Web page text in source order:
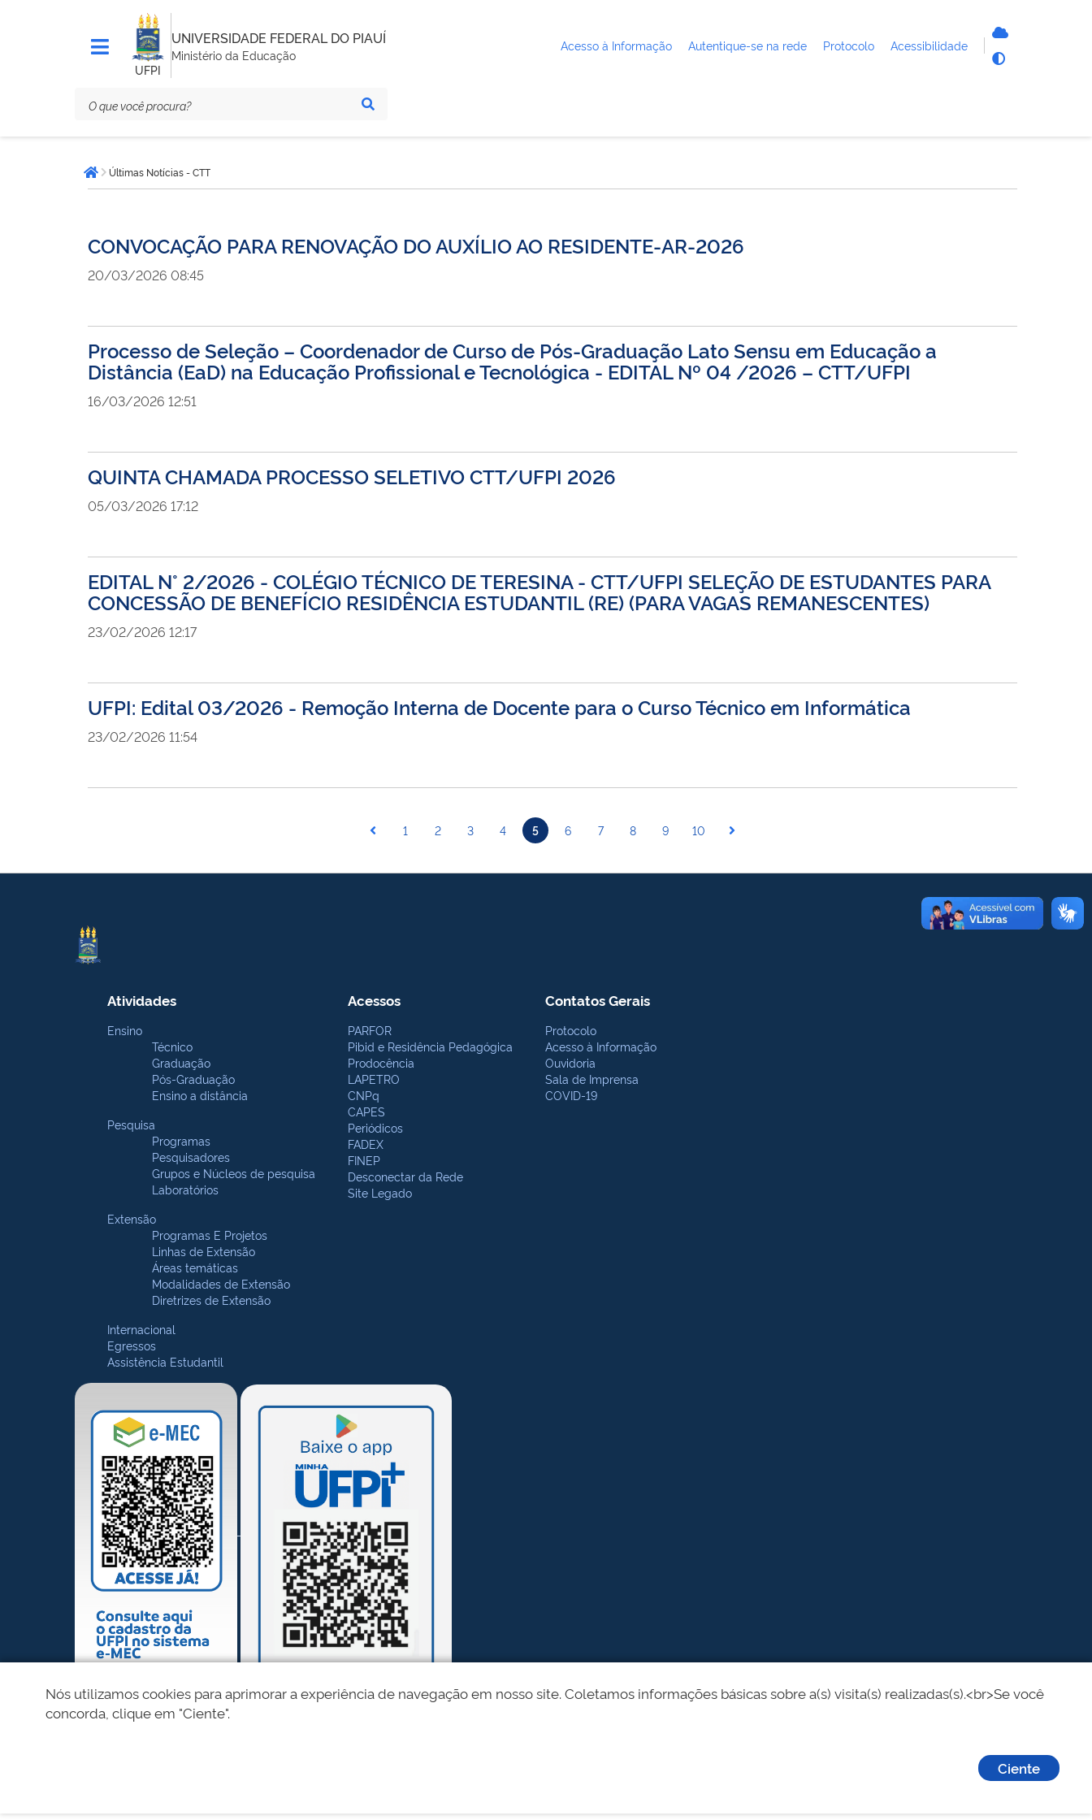
UFPI
UNIVERSIDADE FEDERAL DO PIAUÍ
Ministério da Educação
Acesso à Informação Autentique-se na rede Protocolo Acessibilidade
está
aqui:Página inicial
Últimas Notícias - CTT
CONVOCAÇÃO PARA RENOVAÇÃO DO AUXÍLIO AO RESIDENTE-AR-2026
20/03/2026 08:45
Processo de Seleção – Coordenador de Curso de Pós-Graduação Lato Sensu em Educação a
Distância (EaD) na Educação Profissional e Tecnológica - EDITAL Nº 04 /2026 – CTT/UFPI
16/03/2026 12:51
QUINTA CHAMADA PROCESSO SELETIVO CTT/UFPI 2026
05/03/2026 17:12
EDITAL N° 2/2026 - COLÉGIO TÉCNICO DE TERESINA - CTT/UFPI SELEÇÃO DE ESTUDANTES PARA
CONCESSÃO DE BENEFÍCIO RESIDÊNCIA ESTUDANTIL (RE) (PARA VAGAS REMANESCENTES)
23/02/2026 12:17
UFPI: Edital 03/2026 - Remoção Interna de Docente para o Curso Técnico em Informática
23/02/2026 11:54
1 2 3 4 5 6 7 8 9 10
Atividades
Ensino
Técnico
Graduação
Pós-Graduação
Ensino a distância
Pesquisa
Programas
Pesquisadores
Grupos e Núcleos de pesquisa
Laboratórios
Extensão
Programas E Projetos
Linhas de Extensão
Áreas temáticas
Modalidades de Extensão
Diretrizes de Extensão
Internacional
Egressos
Assistência Estudantil
Acessos
PARFOR
Pibid e Residência Pedagógica
Prodocência
LAPETRO
CNPq
CAPES
Periódicos
FADEX
FINEP
Desconectar da Rede
Site Legado
Contatos Gerais
Protocolo
Acesso à Informação
Ouvidoria
Sala de Imprensa
COVID-19
Nós utilizamos cookies para aprimorar a experiência de navegação em nosso site. Coletamos informações básicas sobre a(s) visita(s) realizadas(s).<br>Se você
concorda, clique em "Ciente".
Ciente